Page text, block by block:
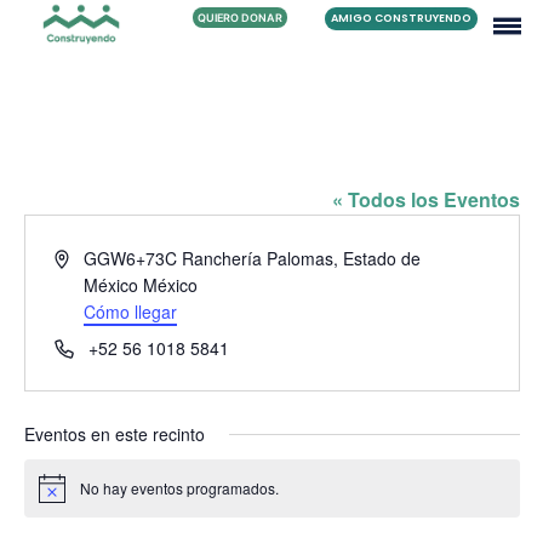
QUIERO DONAR AMIGO CONSTRUYENDO
« Todos los Eventos
Dirección
GGW6+73C Ranchería Palomas, Estado de
México México
Cómo llegar
Teléfono+52 56 1018 5841
Eventos en este recinto
Aviso No hay eventos programados.